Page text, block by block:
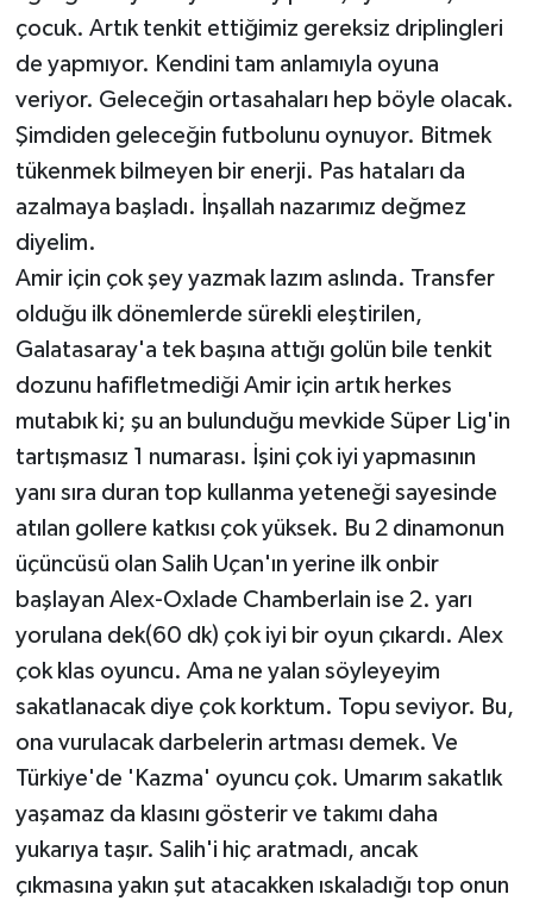
çocuk. Artık tenkit ettiğimiz gereksiz driplingleri
de yapmıyor. Kendini tam anlamıyla oyuna
veriyor. Geleceğin ortasahaları hep böyle olacak.
Şimdiden geleceğin futbolunu oynuyor. Bitmek
tükenmek bilmeyen bir enerji. Pas hataları da
azalmaya başladı. İnşallah nazarımız değmez
diyelim.
Amir için çok şey yazmak lazım aslında. Transfer
olduğu ilk dönemlerde sürekli eleştirilen,
Galatasaray'a tek başına attığı golün bile tenkit
dozunu hafifletmediği Amir için artık herkes
mutabık ki; şu an bulunduğu mevkide Süper Lig'in
tartışmasız 1 numarası. İşini çok iyi yapmasının
yanı sıra duran top kullanma yeteneği sayesinde
atılan gollere katkısı çok yüksek. Bu 2 dinamonun
üçüncüsü olan Salih Uçan'ın yerine ilk onbir
başlayan Alex-Oxlade Chamberlain ise 2. yarı
yorulana dek(60 dk) çok iyi bir oyun çıkardı. Alex
çok klas oyuncu. Ama ne yalan söyleyeyim
sakatlanacak diye çok korktum. Topu seviyor. Bu,
ona vurulacak darbelerin artması demek. Ve
Türkiye'de 'Kazma' oyuncu çok. Umarım sakatlık
yaşamaz da klasını gösterir ve takımı daha
yukarıya taşır. Salih'i hiç aratmadı, ancak
çıkmasına yakın şut atacakken ıskaladığı top onun